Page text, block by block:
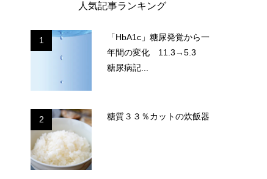
人気記事ランキング
1
「HbA1c」糖尿発覚から一
年間の変化 11.3→5.3
糖尿病記...
2 糖質３３％カットの炊飯器